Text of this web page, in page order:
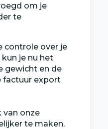
om je
te
controle over je
je nu het
gewicht en de
factuur export
van onze
te maken,